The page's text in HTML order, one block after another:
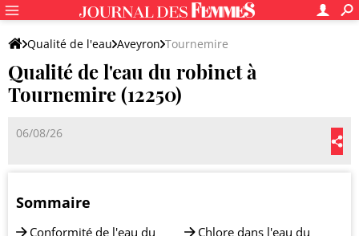
Qualité de l'eau Aveyron Tournemire
Qualité de l'eau du robinet à
Tournemire (12250)
06/08/26
Sommaire
Conformité de l'eau du
Chlore dans l'eau du